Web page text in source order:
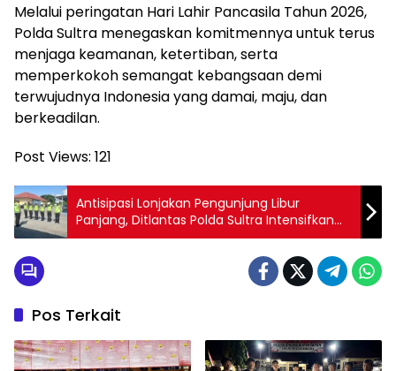
Melalui peringatan Hari Lahir Pancasila Tahun 2026,
Polda Sultra menegaskan komitmennya untuk terus
menjaga keamanan, ketertiban, serta
memperkokoh semangat kebangsaan demi
terwujudnya Indonesia yang damai, maju, dan
berkeadilan.
Post Views: 121
Antisipasi Lonjakan Pengunjung Libur
Panjang, Ditlantas Polda Sultra Intensifkan
Pengamanan dan Pengaturan Lalu Lintas di
Pos Terkait